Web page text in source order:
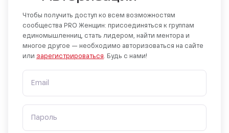
Чтобы получить доступ ко всем возможностям
сообщества PRO Женщин: присоединяться к группам
единомышленниц, стать лидером, найти ментора и
многое другое — необходимо авторизоваться на сайте
или зарегистрироваться. Будь с нами!